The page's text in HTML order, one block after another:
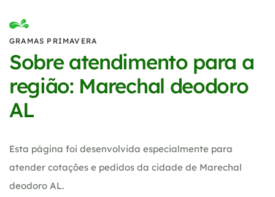
GRAMAS PRIMAVERA
Sobre atendimento para a
região: Marechal deodoro
AL
Esta página foi desenvolvida especialmente para
atender cotações e pedidos da cidade de Marechal
deodoro AL.